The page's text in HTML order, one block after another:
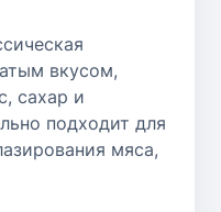
вкусом,
сахар и
подходит для
мяса,